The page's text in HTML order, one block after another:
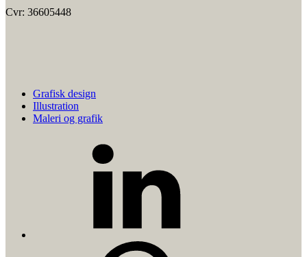
Cvr: 36605448
Grafisk design
Illustration
Maleri og grafik